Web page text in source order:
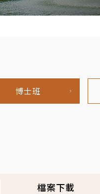
博士班
檔案下載